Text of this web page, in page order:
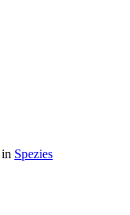
in Spezies